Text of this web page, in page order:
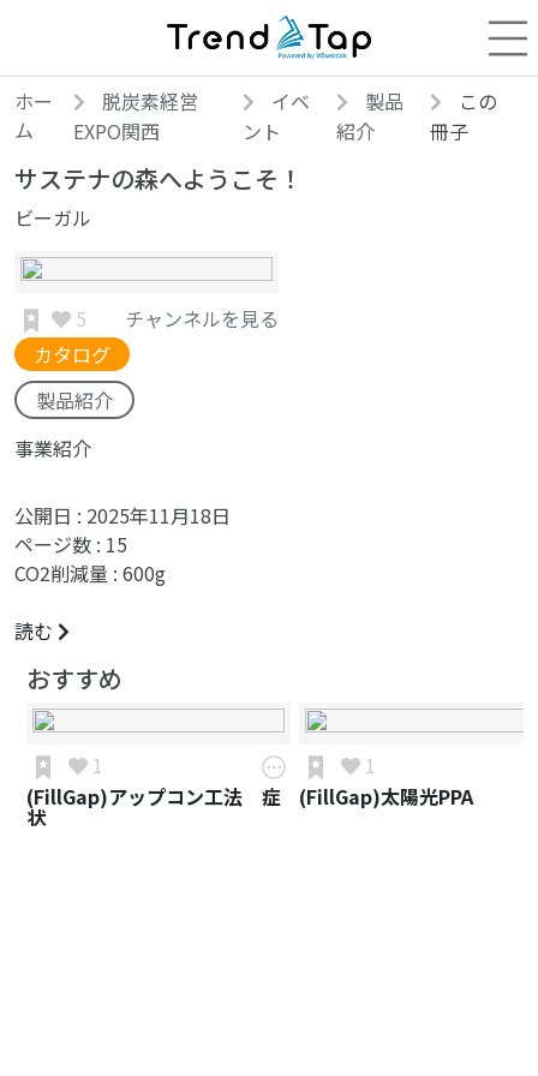
ホー
ム
脱炭素経営
EXPO関西
イベ
ント
製品
紹介
この
冊子
サステナの森へようこそ！
ビーガル
5
チャンネルを見る
カタログ
製品紹介
事業紹介
公開日 : 2025年11月18日
ページ数 : 15
CO2削減量 : 600g
読む
おすすめ
1
(FillGap)アップコン工法 症
状
1
(FillGap)太陽光PPA